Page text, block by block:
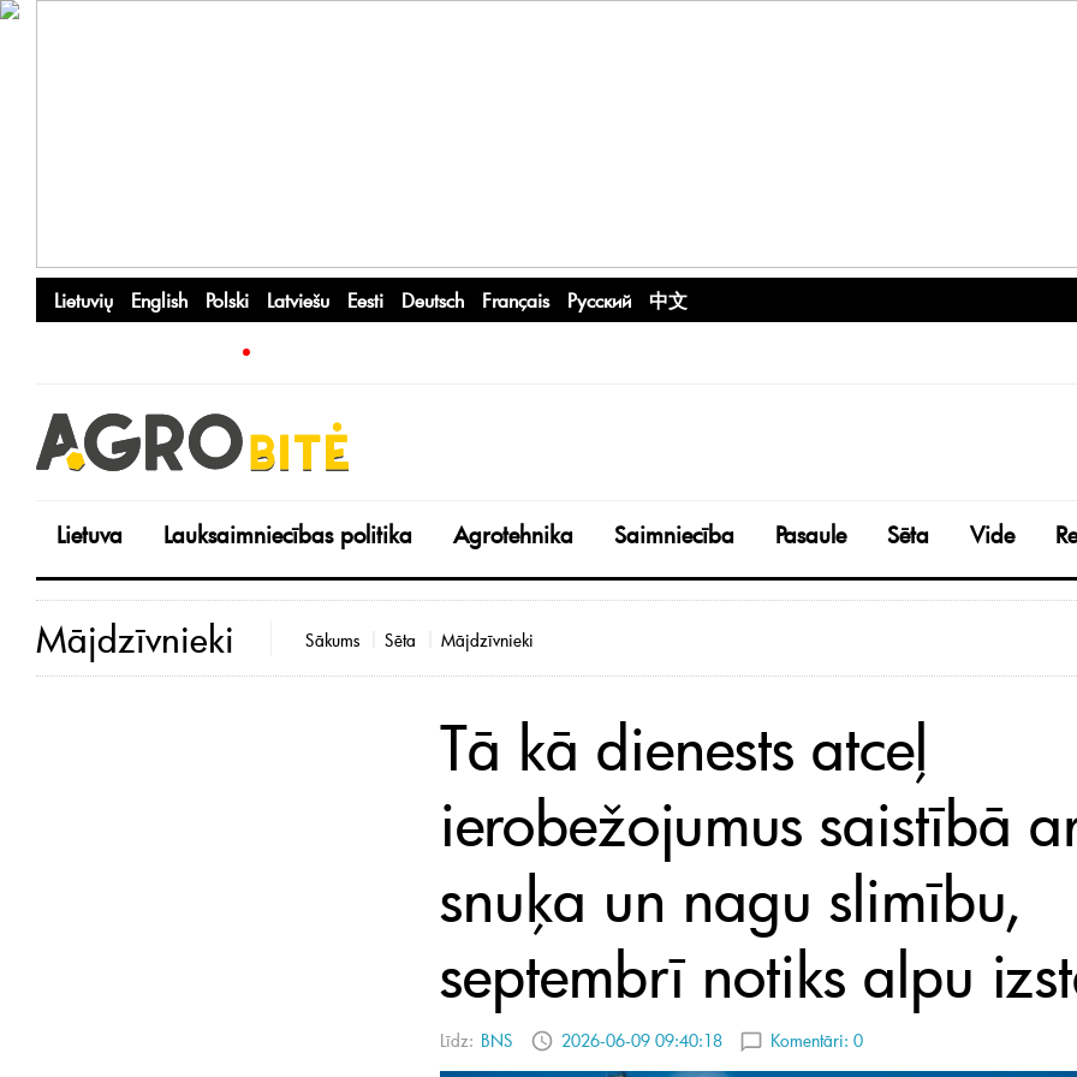
Lietuvių English Polski Latviešu Eesti Deutsch Français Русский 中文
Lietuva Lauksaimniecības politika Agrotehnika Saimniecība Pasaule Sēta Vide
Mājdzīvnieki Sākums Sēta Mājdzīvnieki
Tā kā dienests atceļ
ierobežojumus saistībā
snuķa un nagu slimību,
septembrī notiks alpu
Līdz: BNS 2026-06-09 09:40:18 Komentāri: 0